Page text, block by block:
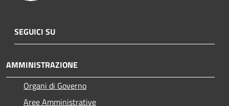
SEGUICI SU
AMMINISTRAZIONE
Organi di Governo
Aree Amministrative